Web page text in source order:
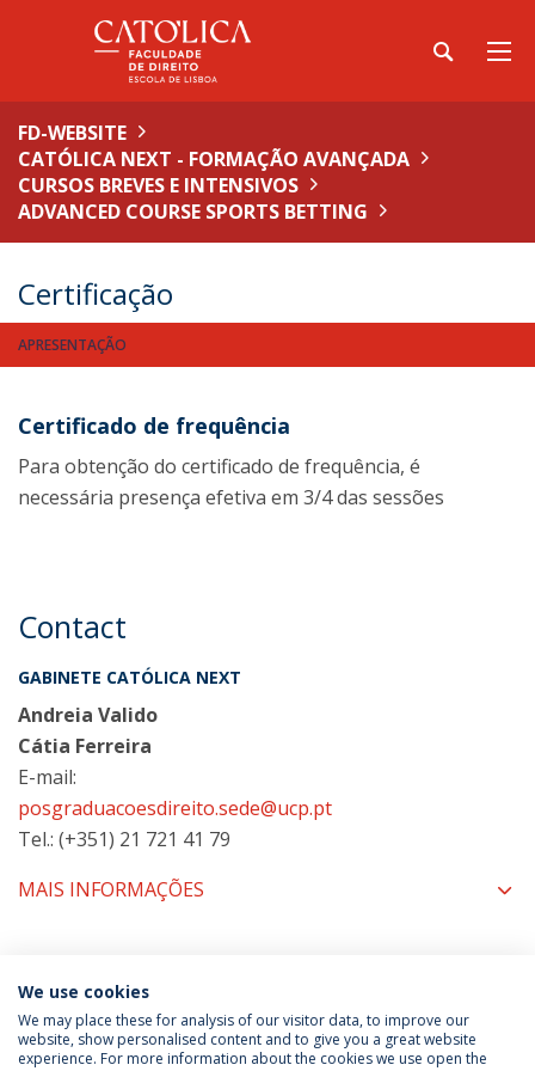
FD-WEBSITE
CATÓLICA NEXT - FORMAÇÃO AVANÇADA
CURSOS BREVES E INTENSIVOS
ADVANCED COURSE SPORTS BETTING
Certificação
APRESENTAÇÃO
Certificado de frequência
Para obtenção do certificado de frequência, é
necessária presença efetiva em 3/4 das sessões
Contact
GABINETE CATÓLICA NEXT
Andreia Valido
Cátia Ferreira
E-mail:
posgraduacoesdireito.sede@ucp.pt
Tel.: (+351) 21 721 41 79
MAIS INFORMAÇÕES
COORDENAÇÃO
Política de Privacidade Termos & Condições
We use cookies
We may place these for analysis of our visitor data, to improve our
website, show personalised content and to give you a great website
experience. For more information about the cookies we use open the